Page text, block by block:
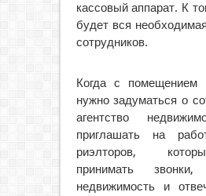
кассовый аппарат. К
будет вся
сотрудников.
Когда с помещением
нужно задуматься о
агентство
приглашать на
риэлторов,
принимать звонки,
недвижимость и